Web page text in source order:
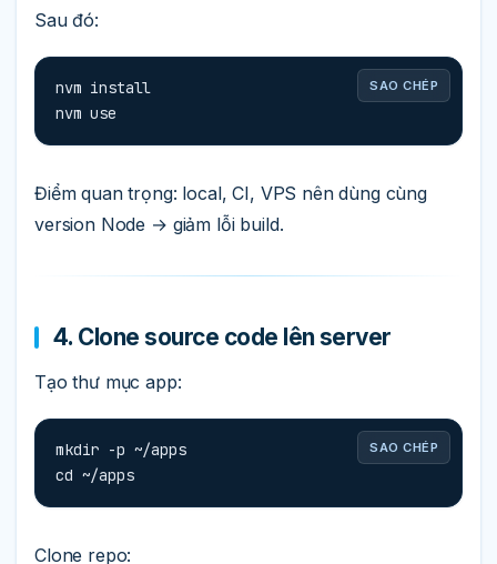
Sau đó:
SAO CHÉP
nvm install
nvm use
Điểm quan trọng: local, CI, VPS nên dùng cùng
version Node → giảm lỗi build.
4. Clone source code lên server
Tạo thư mục app:
SAO CHÉP
mkdir -p ~/apps
cd ~/apps
Clone repo: